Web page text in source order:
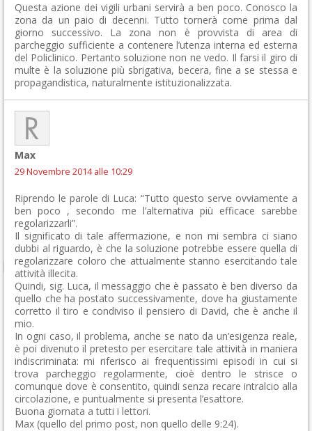
Questa azione dei vigili urbani servirà a ben poco. Conosco la
zona da un paio di decenni. Tutto tornerà come prima dal
giorno successivo. La zona non è provvista di area di
parcheggio sufficiente a contenere l’utenza interna ed esterna
del Policlinico. Pertanto soluzione non ne vedo. Il farsi il giro di
multe è la soluzione più sbrigativa, becera, fine a se stessa e
propagandistica, naturalmente istituzionalizzata.
Max
29 Novembre 2014 alle 10:29
Riprendo le parole di Luca: “Tutto questo serve ovviamente a
ben poco , secondo me l’alternativa più efficace sarebbe
regolarizzarli”.
Il significato di tale affermazione, e non mi sembra ci siano
dubbi al riguardo, è che la soluzione potrebbe essere quella di
regolarizzare coloro che attualmente stanno esercitando tale
attività illecita.
Quindi, sig. Luca, il messaggio che è passato è ben diverso da
quello che ha postato successivamente, dove ha giustamente
corretto il tiro e condiviso il pensiero di David, che è anche il
mio.
In ogni caso, il problema, anche se nato da un’esigenza reale,
è poi divenuto il pretesto per esercitare tale attività in maniera
indiscriminata: mi riferisco ai frequentissimi episodi in cui si
trova parcheggio regolarmente, cioè dentro le strisce o
comunque dove è consentito, quindi senza recare intralcio alla
circolazione, e puntualmente si presenta l’esattore.
Buona giornata a tutti i lettori.
Max (quello del primo post, non quello delle 9:24).